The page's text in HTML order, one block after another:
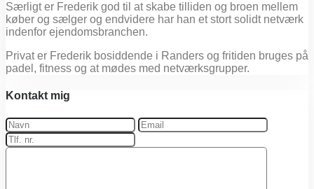
Særligt er Frederik god til at skabe tilliden og broen mellem
køber og sælger og endvidere har han et stort solidt netværk
indenfor ejendomsbranchen.
Privat er Frederik bosiddende i Randers og fritiden bruges på
padel, fitness og at mødes med netværksgrupper.
Kontakt mig